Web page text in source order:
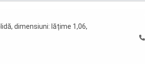
dimensiuni: lățime 1,06,